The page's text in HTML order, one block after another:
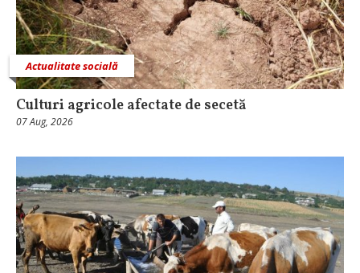
Actualitate socială
Culturi agricole afectate de secetă
07 Aug, 2026